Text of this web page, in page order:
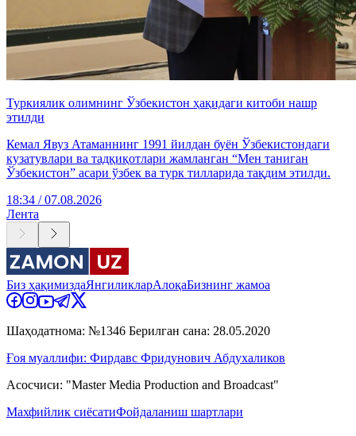
Туркиялик олимнинг Ўзбекистон ҳақидаги китоби нашр
этилди
Кемал Явуз Атаманнинг 1991 йилдан буён Ўзбекистондаги
кузатувлари ва тадқиқотлари жамланган “Мен таниган
Ўзбекистон” асари ўзбек ва турк тилларида тақдим этилди.
18:34 / 07.08.2026
Лента
Биз ҳақимиздаЯнгиликларАлоқаБизнинг жамоа
Шаҳодатнома: №1346 Берилган сана: 28.05.2020
Ғоя муаллифи: Фирдавс Фридунович Абдухаликов
Асосчиси: "Master Media Production and Broadcast"
Махфийлик сиёсатиФойдаланиш шартлари